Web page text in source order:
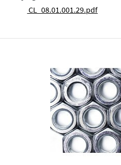
CL_08.01.001.29.pdf